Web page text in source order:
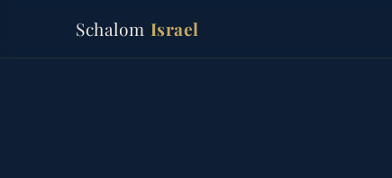
Schalom Israel